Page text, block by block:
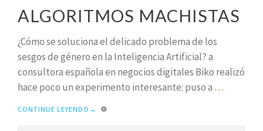
ALGORITMOS MACHISTAS
¿Cómo se soluciona el delicado problema de los
sesgos de género en la Inteligencia Artificial? a
consultora española en negocios digitales Biko realizó
hace poco un experimento interesante: puso a …
CONTINUE LEYENDO →